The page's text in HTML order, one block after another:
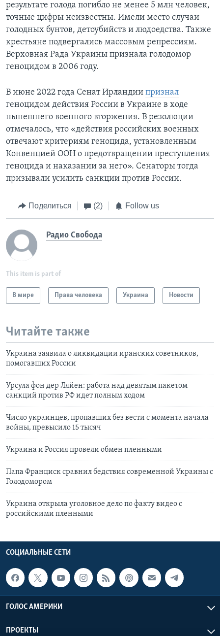
результате голода погибло не менее 5 млн человек,
точные цифры неизвестны. Имели место случаи
голодных бунтов, детоубийств и людоедства. Также
крестьяне подвергались массовым репрессиям.
Верховная Рада Украины признала голодомор
геноцидом в 2006 году.
В июне 2022 года Сенат Ирландии признал
геноцидом действия России в Украине в ходе
нынешнего военного вторжения. В резолюции
отмечалось, что «действия российских военных
отвечают критериям геноцида, установленным
Конвенцией ООН о предотвращении преступления
геноцида и наказании за него». Сенаторы тогда
призывали усилить санкции против России.
Поделиться (2) Follow us
Радио Свобода
This item is part of
В мире Права человека Украина Новости
Читайте также
Украина заявила о ликвидации иранских советников,
помогавших России
Урсула фон дер Ляйен: работа над девятым пакетом
санкций против РФ идет полным ходом
Число украинцев, пропавших без вести с момента начала
войны, превысило 15 тысяч
Украина и Россия провели обмен пленными
Папа Франциск сравнил бедствия современной Украины с
Голодомором
Украина открыла уголовное дело по факту видео с
российскими пленными
СОЦИАЛЬНЫЕ СЕТИ
ГОЛОС АМЕРИКИ
ПРОЕКТЫ